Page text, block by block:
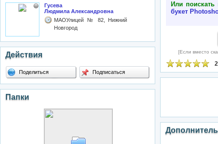
Гусева
Людмила Александровна
МАОУлицей № 82, Нижний
Новгород
Действия
Поделиться Подписаться
Папки
Или
букет
[Если вместо